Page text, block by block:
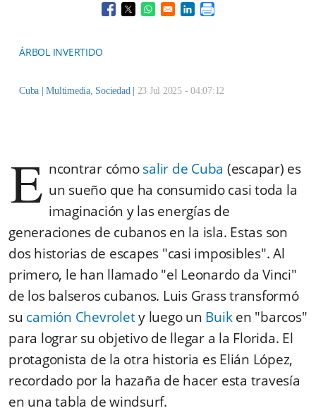
Opens in a new window
Opens in a new window
Opens in a new window
Opens in a new window
ÁRBOL INVERTIDO
Cuba |Multimedia, Sociedad 23 Jul 2025 - 04:07:12
E ncontrar cómosalir de Cuba (escapar) es
un sueño que ha consumido casi toda la
imaginación y las energías de
generaciones de cubanos en la isla. Estas son
dos historias de escapes "casi imposibles". Al
primero, le han llamado "el Leonardo da Vinci"
de los balseros cubanos. Luis Grass transformó
su camión Chevrolety luego un Buiken "barcos"
para lograr su objetivo de llegar a la Florida. El
protagonista de la otra historia es Elián López,
recordado por la hazaña de hacer esta travesía
en una tabla de windsurf.